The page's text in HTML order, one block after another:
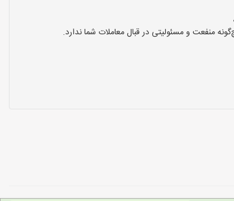
منفعت و مسئولیتی در قبال معاملات شما ندارد.